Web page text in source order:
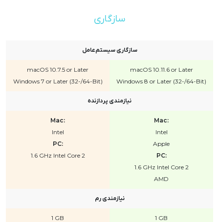
سازگاری
سازگاری سیستم‌عامل
macOS 10.11.6 or Later
Windows 8 or Later (32-/64-Bit)
macOS 10.7.5 or Later
Windows 7 or Later (32-/64-Bit)
نیازمندی پردازنده
Mac:
Intel
Apple
PC:
1.6 GHz Intel Core 2
AMD
Mac:
Intel
PC:
1.6 GHz Intel Core 2
نیازمندی رم
1 GB
1 GB